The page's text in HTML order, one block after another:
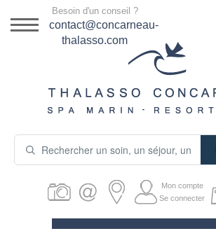
DESTINATION
SÉJOURS THALASSO
PRODUITS COSMÉTIQUES
GUIDE CADEAUX
Besoin d'un conseil ?
contact@concarneau-
thalasso.com
Mon compte
Se connecter